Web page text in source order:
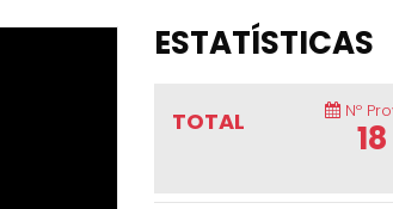
ESTATÍSTICAS
TOTAL Nº
18